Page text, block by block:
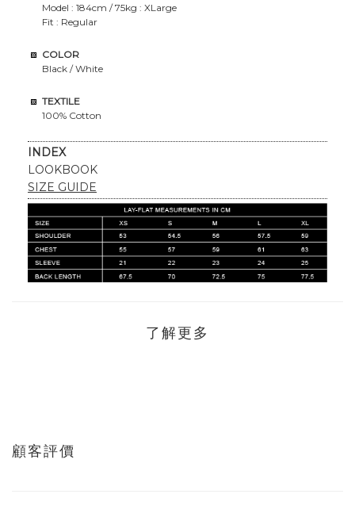
Model : 184cm / 75kg : XLarge
Fit : Regular
COLOR
Black / White
TEXTILE
100% Cotton
INDEX
LOOKBOOK
SIZE GUIDE
了解更多
顧客評價